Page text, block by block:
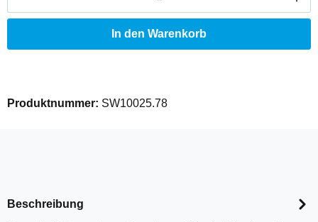
In den Warenkorb
Produktnummer: SW10025.78
Beschreibung